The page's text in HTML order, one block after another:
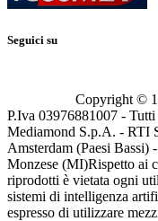
Seguici su
Copyright ©
P.Iva 03976881007 -
Mediamond S.p.A. - RTI
Amsterdam (Paesi
Monzese (MI)Rispetto ai
riprodotti è vietata ogni
sistemi di intelligenza
espresso di utilizzare